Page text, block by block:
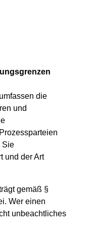
die
und
Sie
und der Art
gemäß §
Wer einen
unbeachtliches